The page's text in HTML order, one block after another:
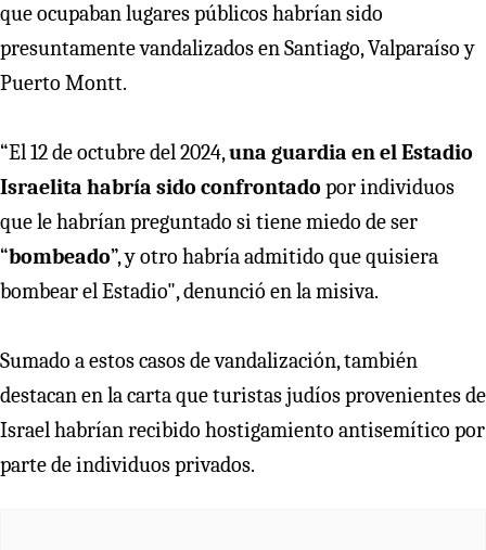
que ocupaban lugares públicos habrían sido
presuntamente vandalizados en Santiago, Valparaíso y
Puerto Montt.
“El 12 de octubre del 2024,una guardia en el Estadio
Israelita habría sido confrontado por individuos
que le habrían preguntado si tiene miedo de ser
“bombeado”, y otro habría admitido que quisiera
bombear el Estadio", denunció en la misiva.
Sumado a estos casos de vandalización, también
destacan en la carta que turistas judíos provenientes de
Israel habrían recibido hostigamiento antisemítico por
parte de individuos privados.